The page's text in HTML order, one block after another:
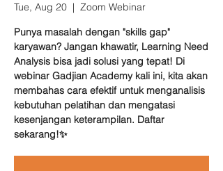
Tue, Aug 20
  |
Zoom Webinar
Punya masalah dengan "skills gap"
karyawan? Jangan khawatir, Learning Need
Analysis bisa jadi solusi yang tepat! Di
webinar Gadjian Academy kali ini, kita akan
membahas cara efektif untuk menganalisis
kebutuhan pelatihan dan mengatasi
kesenjangan keterampilan. Daftar
sekarang!✨